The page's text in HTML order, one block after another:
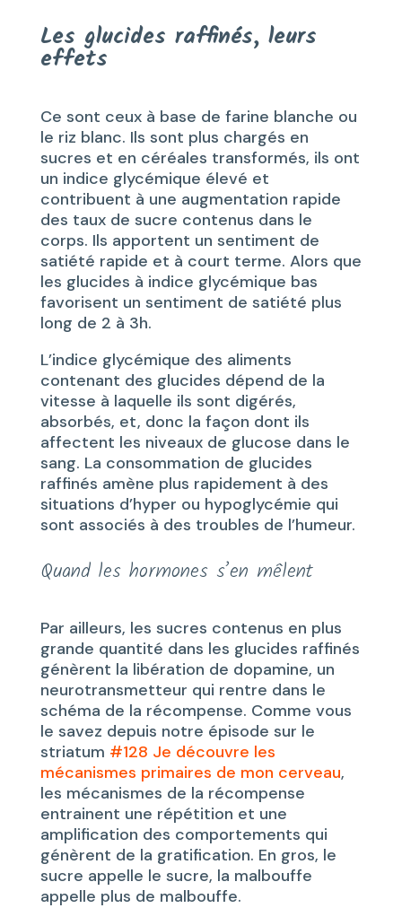
Les glucides raffinés, leurs
effets
Ce sont ceux à base de farine blanche ou
le riz blanc. Ils sont plus chargés en
sucres et en céréales transformés, ils ont
un indice glycémique élevé et
contribuent à une augmentation rapide
des taux de sucre contenus dans le
corps. Ils apportent un sentiment de
satiété rapide et à court terme. Alors que
les glucides à indice glycémique bas
favorisent un sentiment de satiété plus
long de 2 à 3h.
L’indice glycémique des aliments
contenant des glucides dépend de la
vitesse à laquelle ils sont digérés,
absorbés, et, donc la façon dont ils
affectent les niveaux de glucose dans le
sang. La consommation de glucides
raffinés amène plus rapidement à des
situations d’hyper ou hypoglycémie qui
sont associés à des troubles de l’humeur.
Quand les hormones s’en mêlent
Par ailleurs, les sucres contenus en plus
grande quantité dans les glucides raffinés
génèrent la libération de dopamine, un
neurotransmetteur qui rentre dans le
schéma de la récompense. Comme vous
le savez depuis notre épisode sur le
striatum #128 Je découvre les
mécanismes primaires de mon cerveau,
les mécanismes de la récompense
entrainent une répétition et une
amplification des comportements qui
génèrent de la gratification. En gros, le
sucre appelle le sucre, la malbouffe
appelle plus de malbouffe.